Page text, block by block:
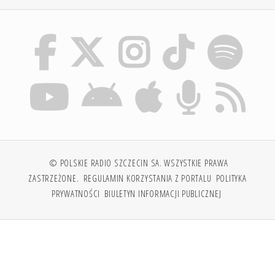
© POLSKIE RADIO SZCZECIN SA. WSZYSTKIE PRAWA
ZASTRZEŻONE. REGULAMIN KORZYSTANIA Z PORTALU POLITYKA
PRYWATNOŚCI BIULETYN INFORMACJI PUBLICZNEJ